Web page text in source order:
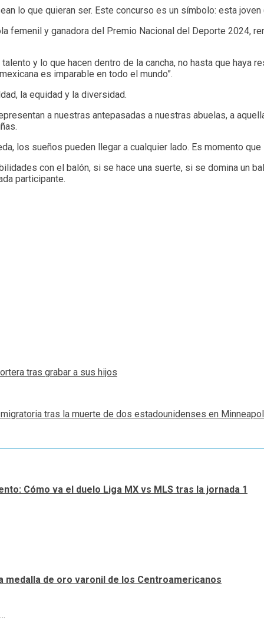
lo que quieran ser. Este concurso es un símbolo: esta
femenil y ganadora del Premio Nacional del Deporte 2024,
y lo que hacen dentro de la cancha, no hasta que haya
es imparable en todo el mundo”.
la equidad y la diversidad.
a nuestras antepasadas a nuestras abuelas, a
los sueños pueden llegar a cualquier lado. Es momento
con el balón, si se hace una suerte, si se domina un
participante.
tras grabar a sus hijos
tras la muerte de dos estadounidenses en
Cómo va el duelo Liga MX vs MLS tras la jornada 1
medalla de oro varonil de los Centroamericanos